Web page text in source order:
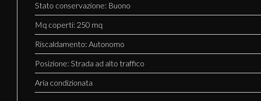
Stato conservazione: Buono
Mq coperti: 250 mq
Riscaldamento: Autonomo
Posizione: Strada ad alto traffico
Aria condizionata